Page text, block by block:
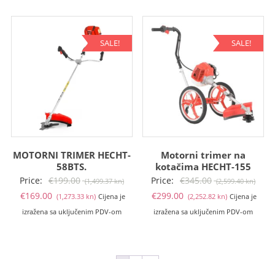
(3,202.16
(2,855.58
kn).
SALE!
MOTORNI TRIMER HECHT-
58BTS.
Price: €199.00 (1,499.37 kn)Izvorna
cijena
(1,499.37
€169.00 (1,273.33 kn)Trenutna
cijena
(1,273.33
Cijena je
izražena sa uključenim PDV-om
SALE!
Motorni trimer na
kotačima HECHT-155
Price: €345.00 (2,599.40 kn)
€299.00 (2,252.82 kn)Trenutna
cijena
Cijena je
izražena sa uključenim PDV-om